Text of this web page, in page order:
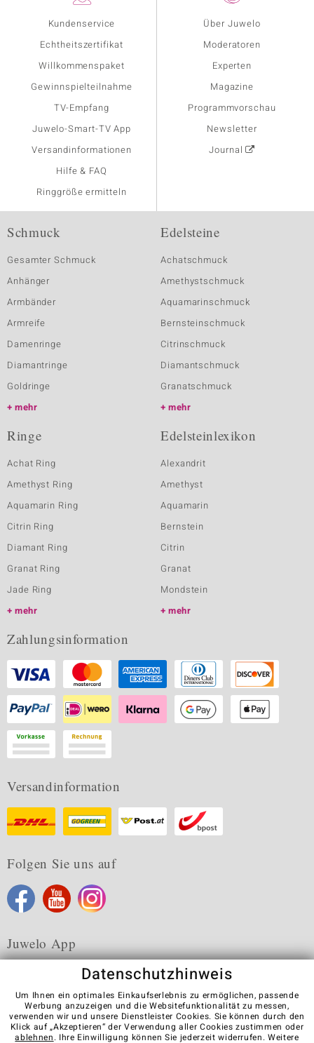
Kundenservice
Echtheitszertifikat
Willkommenspaket
Gewinnspielteilnahme
TV-Empfang
Juwelo-Smart-TV App
Versandinformationen
Hilfe & FAQ
Ringgröße ermitteln
Über Juwelo
Moderatoren
Experten
Magazine
Programmvorschau
Newsletter
Journal
Schmuck
Gesamter Schmuck
Anhänger
Armbänder
Armreife
Damenringe
Diamantringe
Goldringe
mehr
Edelsteine
Achatschmuck
Amethystschmuck
Aquamarinschmuck
Bernsteinschmuck
Citrinschmuck
Diamantschmuck
Granatschmuck
mehr
Ringe
Achat Ring
Amethyst Ring
Aquamarin Ring
Citrin Ring
Diamant Ring
Granat Ring
Jade Ring
mehr
Edelsteinlexikon
Alexandrit
Amethyst
Aquamarin
Bernstein
Citrin
Granat
Mondstein
mehr
Zahlungsinformation
Versandinformation
Folgen Sie uns auf
Juwelo App
Karriere AGB Datenschutz Cookies
Impressum
Kontakt
Vertrag widerrufen
Datenschutzhinweis
Um Ihnen ein optimales Einkaufserlebnis zu ermöglichen, passende
Werbung anzuzeigen und die Websitefunktionalität zu messen,
verwenden wir und unsere Dienstleister Cookies. Sie können durch den
Klick auf „Akzeptieren“ der Verwendung aller Cookies zustimmen oder
ablehnen. Ihre Einwilligung können Sie jederzeit widerrufen. Weitere